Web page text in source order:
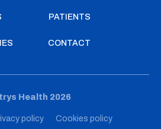
PATIENTS
CONTACT
Health 2026
policy Cookies policy